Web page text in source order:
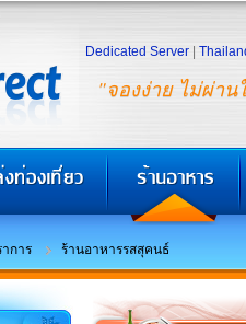
"จองง่าย ไม่ผ่าน
Dedicated Server
การ ร้านอาหารรสสุคนธ์